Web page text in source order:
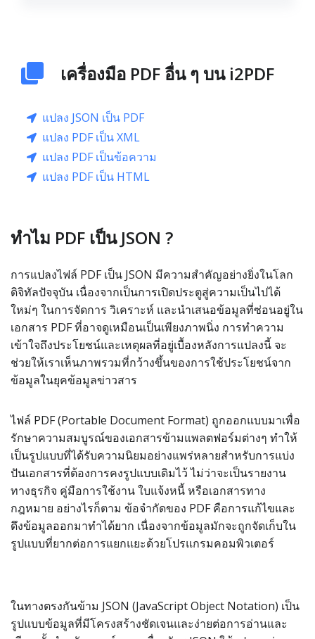
เครื่องมือ PDF อื่น ๆ บน i2PDF
แปลง JSON เป็น PDF
แปลง PDF เป็น XML
แปลง PDF เป็นข้อความ
แปลง PDF เป็น HTML
ทำไม PDF เป็น JSON ?
การแปลงไฟล์ PDF เป็น JSON มีความสำคัญอย่างยิ่งในโลก
ดิจิทัลปัจจุบัน เนื่องจากเป็นการเปิดประตูสู่ความเป็นไปได้
ใหม่ๆ ในการจัดการ วิเคราะห์ และนำเสนอข้อมูลที่ซ่อนอยู่ใน
เอกสาร PDF ที่อาจดูเหมือนเป็นเพียงภาพนิ่ง การทำความ
เข้าใจถึงประโยชน์และเหตุผลที่อยู่เบื้องหลังการแปลงนี้ จะ
ช่วยให้เราเห็นภาพรวมที่กว้างขึ้นของการใช้ประโยชน์จาก
ข้อมูลในยุคข้อมูลข่าวสาร
ไฟล์ PDF (Portable Document Format) ถูกออกแบบมาเพื่อ
รักษาความสมบูรณ์ของเอกสารข้ามแพลตฟอร์มต่างๆ ทำให้
เป็นรูปแบบที่ได้รับความนิยมอย่างแพร่หลายสำหรับการแบ่ง
ปันเอกสารที่ต้องการคงรูปแบบเดิมไว้ ไม่ว่าจะเป็นรายงาน
ทางธุรกิจ คู่มือการใช้งาน ใบแจ้งหนี้ หรือเอกสารทาง
กฎหมาย อย่างไรก็ตาม ข้อจำกัดของ PDF คือการแก้ไขและ
ดึงข้อมูลออกมาทำได้ยาก เนื่องจากข้อมูลมักจะถูกจัดเก็บใน
รูปแบบที่ยากต่อการแยกแยะด้วยโปรแกรมคอมพิวเตอร์
ในทางตรงกันข้าม JSON (JavaScript Object Notation) เป็น
รูปแบบข้อมูลที่มีโครงสร้างชัดเจนและง่ายต่อการอ่านและ